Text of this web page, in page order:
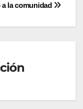
a la comunidad